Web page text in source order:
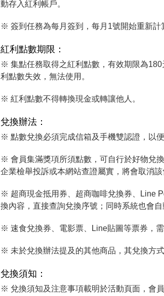
動存入紅利帳戶。
※ 簽到任務為每月簽到，每月1號開始重新計
紅利點數期限：
※ 集點任務取得之紅利點數，有效期限為
利點數失效，無法使用。
※ 紅利點數不得轉換現金或轉讓他人。
兌換辦法：
※ 點數兌換必須完成信箱及手機雙認證，以便
※ 會員集滿獎項所須點數，可自行於好物兌
企業檢舉投訴或本網站查證屬實，將會取消該
※ 超商現金抵用券、超商咖啡兌換券、Line
換內容，直接查詢兌換序號；同時系統也會
※ 速食兌換券、電影票、Line貼圖等票券，
※ 未於兌換辦法提及的其他商品，其兌換方
兌換須知：
※ 兌換須知及注意事項載明於活動頁面，會